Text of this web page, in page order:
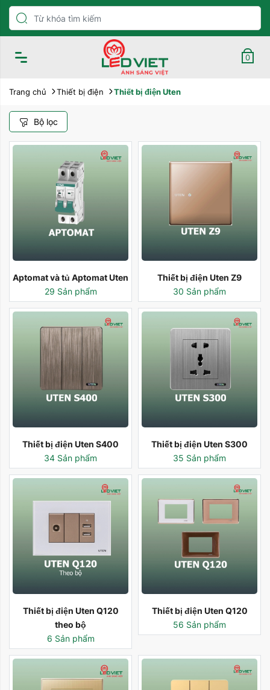
0
Trang chủ Thiết bị điện Thiết bị điện Uten
Bộ lọc
Aptomat và tủ Aptomat Uten
29 Sản phẩm
Thiết bị điện Uten Z9
30 Sản phẩm
Thiết bị điện Uten S400
34 Sản phẩm
Thiết bị điện Uten S300
35 Sản phẩm
Thiết bị điện Uten Q120
theo bộ
6 Sản phẩm
Thiết bị điện Uten Q120
56 Sản phẩm